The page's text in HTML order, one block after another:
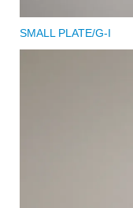
SMALL PLATE/G-I